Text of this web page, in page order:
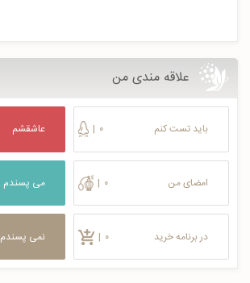
علاقه مندی من
باید تست کنم | ۰
امضای من | ۰
در برنامه خرید | ۰
عاشقشم
می پسندم
نمی پسندم